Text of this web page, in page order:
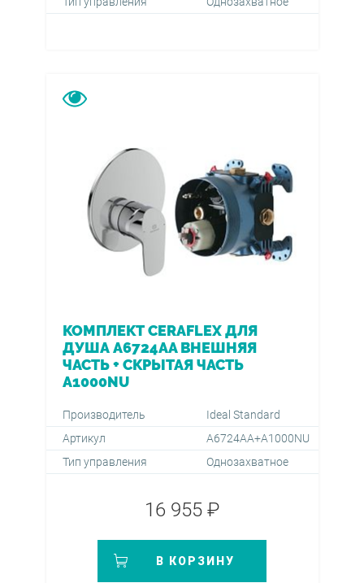
КОМПЛЕКТ CERAFLEX ДЛЯ
ДУША A6724AA ВНЕШНЯЯ
ЧАСТЬ + СКРЫТАЯ ЧАСТЬ
A1000NU
Производитель
Ideal Standard
Артикул
A6724AA+A1000NU
Тип управления
Однозахватное
16 955 ₽
В КОРЗИНУ